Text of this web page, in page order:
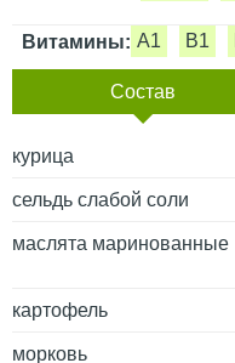
Витамины: A1 B1
Состав
курица
сельдь слабой соли
маслята маринованные
картофель
морковь